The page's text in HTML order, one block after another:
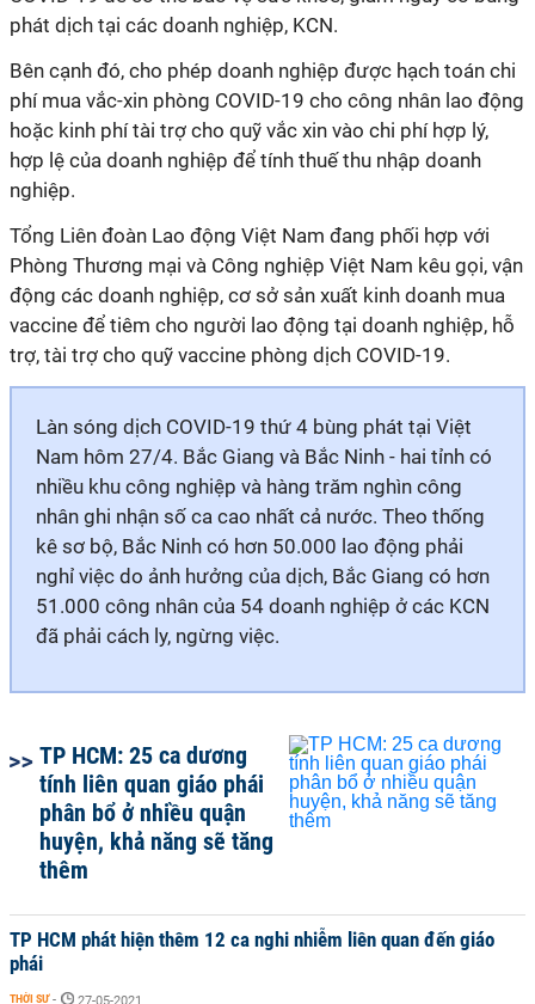
phát dịch tại các doanh nghiệp, KCN.
Bên cạnh đó, cho phép doanh nghiệp được hạch toán chi
phí mua vắc-xin phòng COVID-19 cho công nhân lao động
hoặc kinh phí tài trợ cho quỹ vắc xin vào chi phí hợp lý,
hợp lệ của doanh nghiệp để tính thuế thu nhập doanh
nghiệp.
Tổng Liên đoàn Lao động Việt Nam đang phối hợp với
Phòng Thương mại và Công nghiệp Việt Nam kêu gọi, vận
động các doanh nghiệp, cơ sở sản xuất kinh doanh mua
vaccine để tiêm cho người lao động tại doanh nghiệp, hỗ
trợ, tài trợ cho quỹ vaccine phòng dịch COVID-19.
Làn sóng dịch COVID-19 thứ 4 bùng phát tại Việt
Nam hôm 27/4. Bắc Giang và Bắc Ninh - hai tỉnh có
nhiều khu công nghiệp và hàng trăm nghìn công
nhân ghi nhận số ca cao nhất cả nước. Theo thống
kê sơ bộ, Bắc Ninh có hơn 50.000 lao động phải
nghỉ việc do ảnh hưởng của dịch, Bắc Giang có hơn
51.000 công nhân của 54 doanh nghiệp ở các KCN
đã phải cách ly, ngừng việc.
TP HCM: 25 ca dương
tính liên quan giáo phái
phân bổ ở nhiều quận
huyện, khả năng sẽ tăng
thêm
TP HCM phát hiện thêm 12 ca nghi nhiễm liên quan đến giáo
phái
THỜI SỰ -